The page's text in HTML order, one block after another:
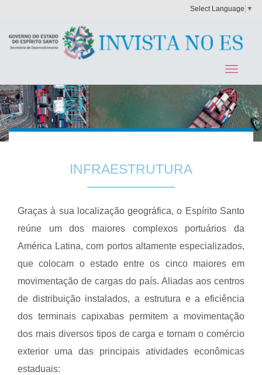
Select Language ▼
INFRAESTRUTURA
Graças à sua localização geográfica, o Espírito Santo
reúne um dos maiores complexos portuários da
América Latina, com portos altamente especializados,
que colocam o estado entre os cinco maiores em
movimentação de cargas do país. Aliadas aos centros
de distribuição instalados, a estrutura e a eficiência
dos terminais capixabas permitem a movimentação
dos mais diversos tipos de carga e tornam o comércio
exterior uma das principais atividades econômicas
estaduais: